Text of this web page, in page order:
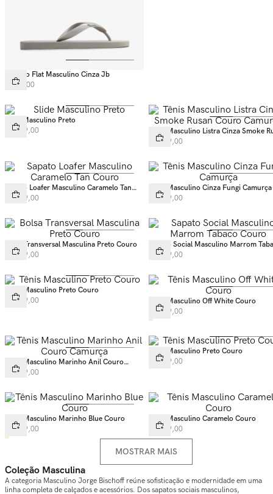
Chinelo Flat Masculino Cinza Jb
R$ 99 00
Slide Masculino Preto
R$ 199,00
Tênis Masculino Listra Cinza Smoke
Couro Camurça
R$ 499,00
Sapato Loafer Masculino Caramelo Tan
Couro
R$ 499,00
Tênis Masculino Cinza Fungi Camurça
R$ 549,00
Bolsa Transversal Masculina Preto Couro
R$ 749,00
Sapato Social Masculino Marrom
Couro
R$ 749,00
Tênis Masculino Preto Couro
R$ 549,00
Tênis Masculino Off White Couro
R$ 549,00
Tênis Masculino Marinho Anil Couro
Camurça
R$ 549,00
Tênis Masculino Preto Couro
R$ 499,00
Tênis Masculino Marinho Blue Couro
R$ 549,00
Tênis Masculino Caramelo Couro
R$ 549,00
MOSTRAR MAIS
Coleção Masculina
A categoria Masculino Jorge Bischoff reúne sofisticação e modernidade em uma
linha completa de calçados e acessórios. Dos sapatos sociais masculinos,